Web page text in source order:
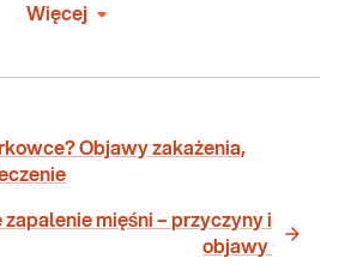
Więcej
Objawy zakażenia,
mięśni – przyczyny i
objawy